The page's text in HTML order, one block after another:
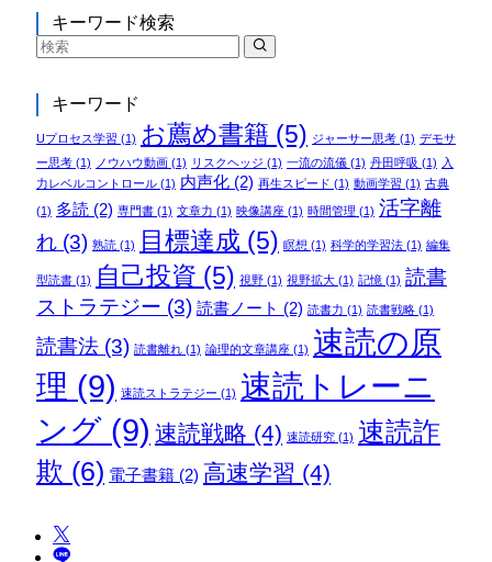
キーワード検索
キーワード
Uプロセス学習 (1) お薦め書籍 (5) ジャーサー思考(1) デモサ
ー思考(1) ノウハウ動画(1) リスクヘッジ (1) 一流の流儀(1) 丹田呼吸 (1) 入
力レベルコントロール(1) 内声化(2) 再生スピード (1) 動画学習 (1) 古典
(1) 多読 (2) 専門書(1) 文章力 (1) 映像講座(1) 時間管理 (1) 活字離
れ(3) 熟読(1) 目標達成 (5) 瞑想 (1) 科学的学習法(1) 編集
型読書(1) 自己投資 (5) 視野(1) 視野拡大(1) 記憶(1) 読書
ストラテジー (3) 読書ノート (2) 読書力 (1) 読書戦略(1)
読書法(3) 読書離れ(1) 論理的文章講座(1) 速読の原
理 (9) 速読ストラテジー (1) 速読トレーニ
ング(9) 速読戦略 (4) 速読研究(1) 速読詐
欺 (6) 電子書籍(2) 高速学習 (4)